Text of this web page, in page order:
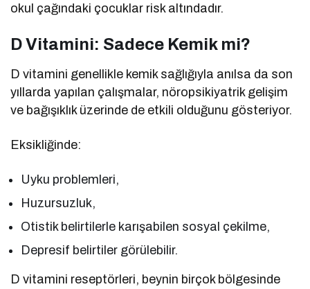
okul çağındaki çocuklar risk altındadır.
D Vitamini: Sadece Kemik mi?
D vitamini genellikle kemik sağlığıyla anılsa da son
yıllarda yapılan çalışmalar, nöropsikiyatrik gelişim
ve bağışıklık üzerinde de etkili olduğunu gösteriyor.
Eksikliğinde:
Uyku problemleri,
Huzursuzluk,
Otistik belirtilerle karışabilen sosyal çekilme,
Depresif belirtiler görülebilir.
D vitamini reseptörleri, beynin birçok bölgesinde